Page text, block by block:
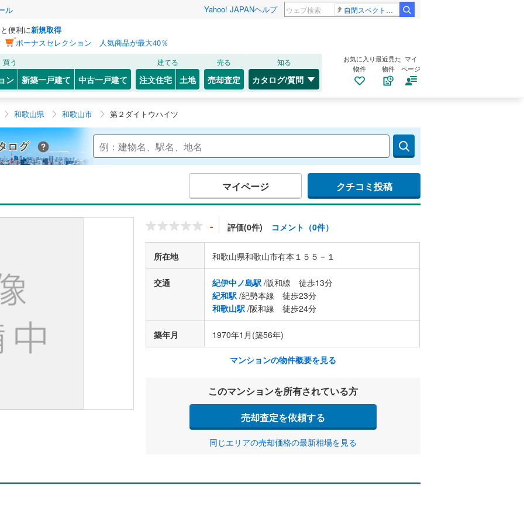
ル Yahoo! JAPANヘルプ 自閉スペクトラム症
便利に新規取得
ボーナスセレクション 人気商品が最大40％
買う
ン 新築一戸建て 中古一戸建て
建てる
注文住宅 土地
売る
売却査定
知る
カタログ/質問
お気に入り
物件
最近見た
物件
マイ
ページ
和歌山県 和歌山市 第２ダイトウハイツ
Yahoo!不動産 マンションカタログ
マイページ クチコミ投稿
- 評価(0件) コメント（0件）
所在地 和歌山県和歌山市有本１５５－１
交通 紀伊中ノ島駅 /阪和線 徒歩13分
紀和駅 /紀勢本線 徒歩23分
和歌山駅 /阪和線 徒歩24分
築年月 1970年1月(築56年)
マンションの物件概要を見る
このマンションを所有されている方
売却査定を依頼する
同じエリアの売却価格の最新相場を見る